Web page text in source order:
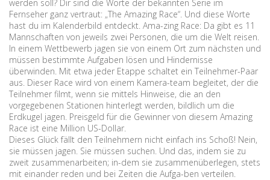
werden soll? Dir sind die Worte der bekannten Serie im
Fernseher ganz vertraut: „The Amazing Race“. Und diese Worte
hast du im Kalenderbild entdeckt. Ama-zing Race: Da gibt es 11
Mannschaften von jeweils zwei Personen, die um die Welt reisen.
In einem Wettbewerb jagen sie von einem Ort zum nächsten und
müssen bestimmte Aufgaben lösen und Hindernisse
überwinden. Mit etwa jeder Etappe schaltet ein Teilnehmer-Paar
aus. Dieser Race wird von einem Kamera-team begleitet, der die
Teilnehmer filmt, wenn sie mittels Hinweise, die an den
vorgegebenen Stationen hinterlegt werden, bildlich um die
Erdkugel jagen. Preisgeld für die Gewinner von diesem Amazing
Race ist eine Million US-Dollar.
Dieses Glück fällt den Teilnehmern nicht einfach ins Schoß! Nein,
sie müssen jagen. Sie müssen suchen. Und das, indem sie zu
zweit zusammenarbeiten; in-dem sie zusammenüberlegen, stets
mit einander reden und bei Zeiten die Aufga-ben verteilen.